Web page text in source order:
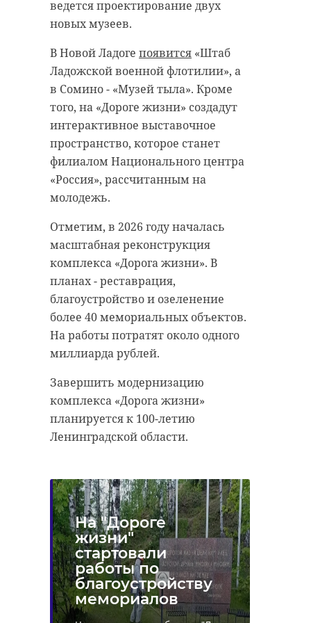
ведется проектирование двух
новых музеев.
В Новой Ладоге появится «Штаб
Ладожской военной флотилии», а
в Сомино - «Музей тыла». Кроме
того, на «Дороге жизни» создадут
интерактивное выставочное
пространство, которое станет
филиалом Национального центра
«Россия», рассчитанным на
молодежь.
Отметим, в 2026 году началась
масштабная реконструкция
комплекса «Дорога жизни». В
планах - реставрация,
благоустройство и озеленение
более 40 мемориальных объектов.
На работы потратят около одного
миллиарда рублей.
Завершить модернизацию
комплекса «Дорога жизни»
планируется к 100-летию
Ленинградской области.
На "Дороге
жизни"
стартовали
работы по
благоустройству
мемориалов